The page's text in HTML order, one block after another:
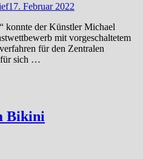
17. Februar 2022
konnte der Künstler Michael
mit vorgeschaltetem
für den Zentralen
für sich …
Bikini